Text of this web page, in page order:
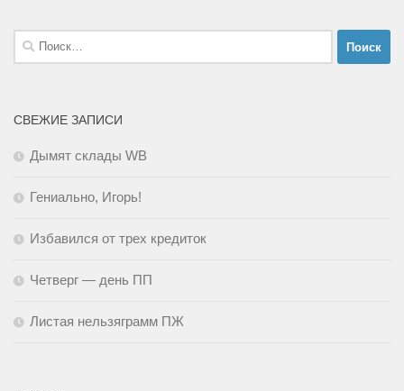
Найти:
СВЕЖИЕ ЗАПИСИ
Дымят склады WB
Гениально, Игорь!
Избавился от трех кредиток
Четверг — день ПП
Листая нельзяграмм ПЖ